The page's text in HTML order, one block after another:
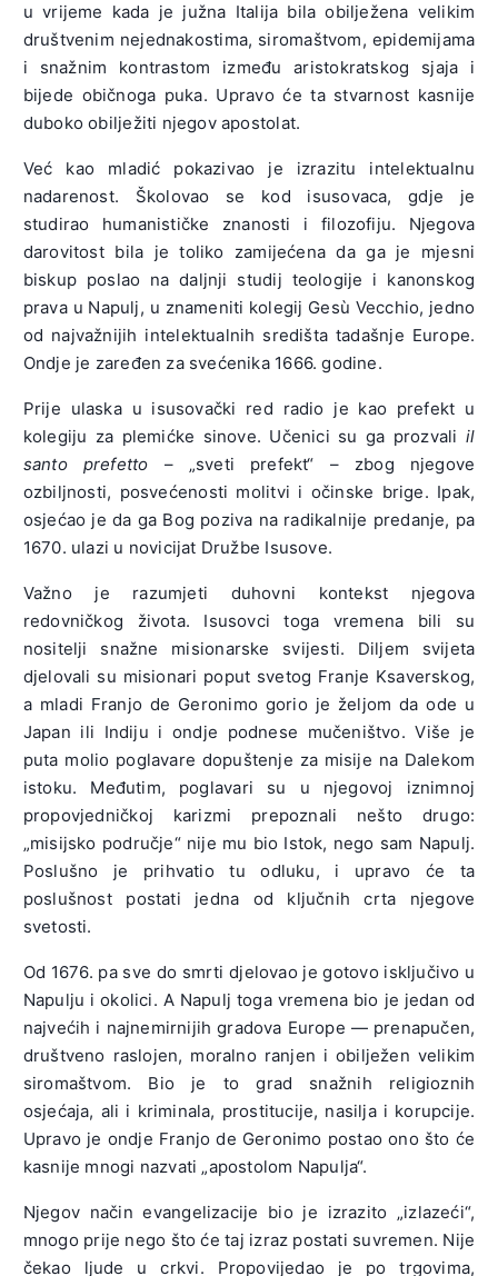
u vrijeme kada je južna Italija bila obilježena velikim
društvenim nejednakostima, siromaštvom, epidemijama
i snažnim kontrastom između aristokratskog sjaja i
bijede običnoga puka. Upravo će ta stvarnost kasnije
duboko obilježiti njegov apostolat.
Već kao mladić pokazivao je izrazitu intelektualnu
nadarenost. Školovao se kod isusovaca, gdje je
studirao humanističke znanosti i filozofiju. Njegova
darovitost bila je toliko zamijećena da ga je mjesni
biskup poslao na daljnji studij teologije i kanonskog
prava u Napulj, u znameniti kolegij Gesù Vecchio, jedno
od najvažnijih intelektualnih središta tadašnje Europe.
Ondje je zaređen za svećenika 1666. godine.
Prije ulaska u isusovački red radio je kao prefekt u
kolegiju za plemićke sinove. Učenici su ga prozvali il
santo prefetto – „sveti prefekt“ – zbog njegove
ozbiljnosti, posvećenosti molitvi i očinske brige. Ipak,
osjećao je da ga Bog poziva na radikalnije predanje, pa
1670. ulazi u novicijat Družbe Isusove.
Važno je razumjeti duhovni kontekst njegova
redovničkog života. Isusovci toga vremena bili su
nositelji snažne misionarske svijesti. Diljem svijeta
djelovali su misionari poput svetog Franje Ksaverskog,
a mladi Franjo de Geronimo gorio je željom da ode u
Japan ili Indiju i ondje podnese mučeništvo. Više je
puta molio poglavare dopuštenje za misije na Dalekom
istoku. Međutim, poglavari su u njegovoj iznimnoj
propovjedničkoj karizmi prepoznali nešto drugo:
„misijsko područje“ nije mu bio Istok, nego sam Napulj.
Poslušno je prihvatio tu odluku, i upravo će ta
poslušnost postati jedna od ključnih crta njegove
svetosti.
Od 1676. pa sve do smrti djelovao je gotovo isključivo u
Napulju i okolici. A Napulj toga vremena bio je jedan od
najvećih i najnemirnijih gradova Europe — prenapučen,
društveno raslojen, moralno ranjen i obilježen velikim
siromaštvom. Bio je to grad snažnih religioznih
osjećaja, ali i kriminala, prostitucije, nasilja i korupcije.
Upravo je ondje Franjo de Geronimo postao ono što će
kasnije mnogi nazvati „apostolom Napulja“.
Njegov način evangelizacije bio je izrazito „izlazeći“,
mnogo prije nego što će taj izraz postati suvremen. Nije
čekao ljude u crkvi. Propovijedao je po trgovima,